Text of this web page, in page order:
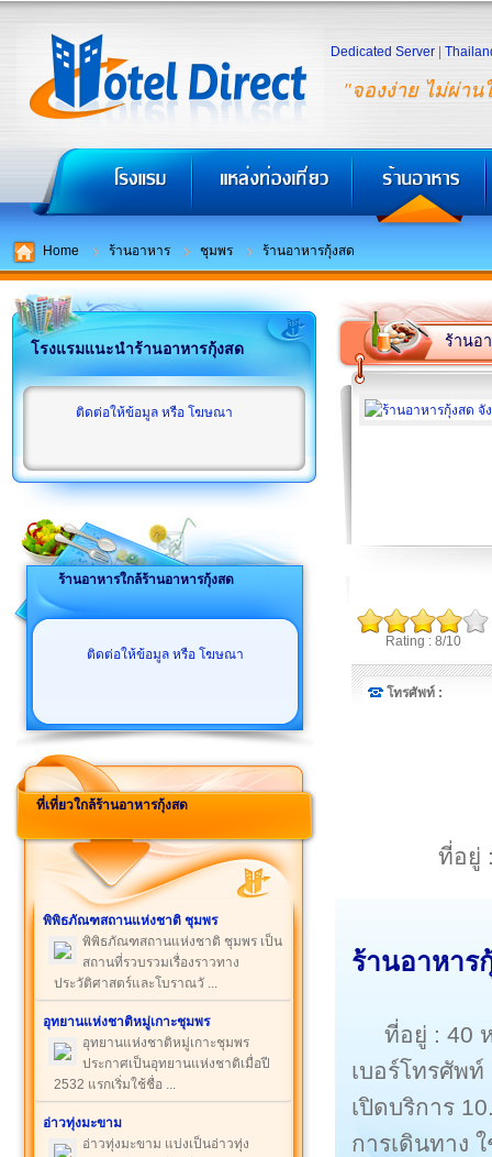
"จองง่าย ไม่ผ่าน
Dedicated Server
Home ร้านอาหาร ชุมพร ร้านอาหารกุ้งสด
โรงแรมแนะนำร้านอาหารกุ้งสด
ติดต่อให้ข้อมูล หรือ โฆษณา
ร้านอาหารใกล้ร้านอาหารกุ้งสด
ติดต่อให้ข้อมูล หรือ โฆษณา
ที่เที่ยวใกล้ร้านอาหารกุ้งสด
พิพิธภัณฑสถานแห่งชาติ ชุมพร
พิพิธภัณฑสถานแห่งชาติ ชุมพร เป็น
สถานที่รวบรวมเรื่องราวทาง
ประวัติศาสตร์และโบราณวั ...
อุทยานแห่งชาติหมู่เกาะชุมพร
อุทยานแห่งชาติหมู่เกาะชุมพร
ประกาศเป็นอุทยานแห่งชาติเมื่อปี
2532 แรกเริ่มใช้ชื่อ ...
อ่าวทุ่งมะขาม
อ่าวทุ่งมะขาม แบ่งเป็นอ่าวทุ่ง
ร้านอ
Rating : 8/10
โทรศัพท์ :
ที่อยู่
ร้านอาหาร
ที่อยู่ : 40
เบอร์โทรศัพท์
เปิดบริการ
การเดินทาง